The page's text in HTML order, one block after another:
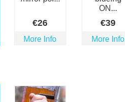
€26
More Info
ON...
€39
More Info